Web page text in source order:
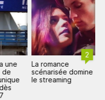
une
de
2
La romance
scénarisée domine
le streaming